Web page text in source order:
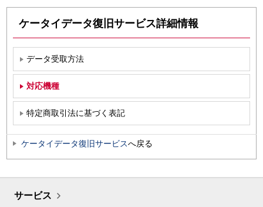
ケータイデータ復旧サービス詳細情報
データ受取方法
対応機種
特定商取引法に基づく表記
ケータイデータ復旧サービスへ戻る
サービス